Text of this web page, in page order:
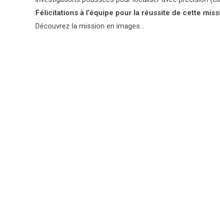
Félicitations à l’équipe pour la réussite de cette
Découvrez la mission en images…